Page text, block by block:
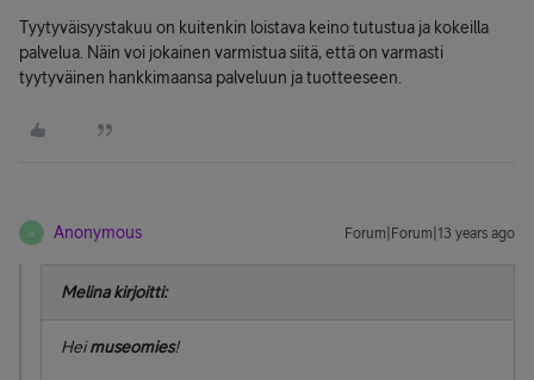
Tyytyväisyystakuu on kuitenkin loistava keino tutustua ja kokeilla
palvelua. Näin voi jokainen varmistua siitä, että on varmasti
tyytyväinen hankkimaansa palveluun ja tuotteeseen.
A Anonymous Forum|Forum|13 years ago
Melina kirjoitti:
Heimuseomies!